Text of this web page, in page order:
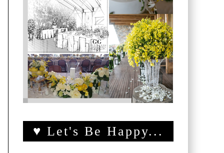
♥ Let's Be Happy...